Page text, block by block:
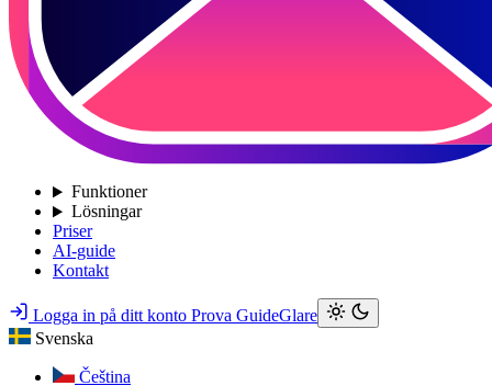
Funktioner
Lösningar
Priser
AI-guide
Kontakt
Logga in på ditt konto Prova GuideGlare
Svenska
Čeština